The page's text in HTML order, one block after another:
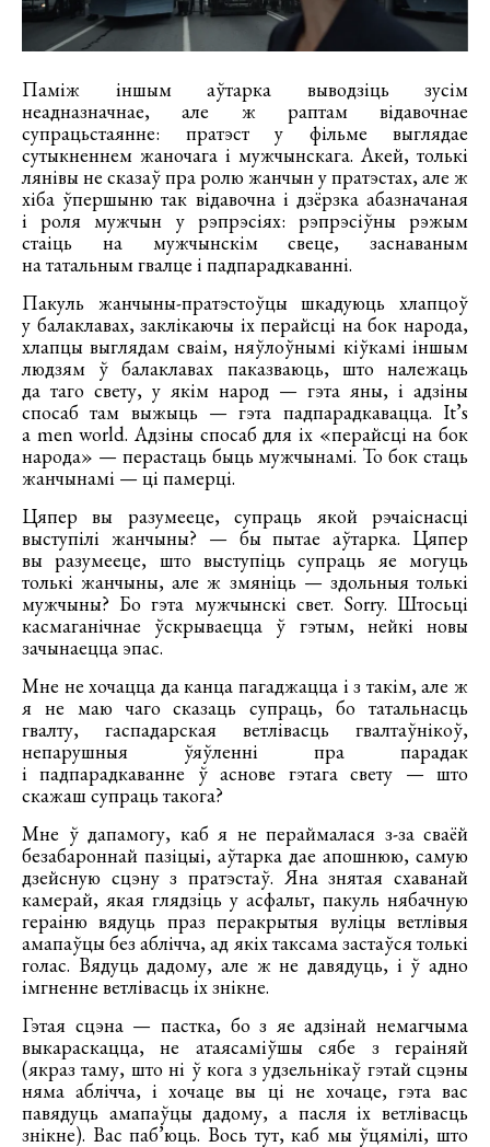
Паміж іншым аўтарка выводзіць зусім
неадназначнае, але ж раптам відавочнае
супрацьстаянне: пратэст у фільме выглядае
сутыкненнем жаночага і мужчынскага. Акей, толькі
лянівы не сказаў пра ролю жанчын у пратэстах, але ж
хіба ўпершыню так відавочна і дзёрзка абазначаная
і роля мужчын у рэпрэсіях: рэпрэсіўны рэжым
стаіць на мужчынскім свеце, заснаваным
на татальным гвалце і падпарадкаванні.
Пакуль жанчыны-пратэстоўцы шкадуюць хлапцоў
у балаклавах, заклікаючы іх перайсці на бок народа,
хлапцы выглядам сваім, няўлоўнымі кіўкамі іншым
людзям ў балаклавах паказваюць, што належаць
да таго свету, у якім народ — гэта яны, і адзіны
спосаб там выжыць — гэта падпарадкавацца. It’s
a men world. Адзіны спосаб для іх «перайсці на бок
народа» — перастаць быць мужчынамі. То бок стаць
жанчынамі — ці памерці.
Цяпер вы разумееце, супраць якой рэчаіснасці
выступілі жанчыны? — бы пытае аўтарка. Цяпер
вы разумееце, што выступіць супраць яе могуць
толькі жанчыны, але ж змяніць — здольныя толькі
мужчыны? Бо гэта мужчынскі свет. Sorry. Штосьці
касмаганічнае ўскрываецца ў гэтым, нейкі новы
зачынаецца эпас.
Мне не хочацца да канца пагаджацца і з такім, але ж
я не маю чаго сказаць супраць, бо татальнасць
гвалту, гаспадарская ветлівасць гвалтаўнікоў,
непарушныя ўяўленні пра парадак
і падпарадкаванне ў аснове гэтага свету — што
скажаш супраць такога?
Мне ў дапамогу, каб я не пераймалася з-за сваёй
безабароннай пазіцыі, аўтарка дае апошнюю, самую
дзейсную сцэну з пратэстаў. Яна знятая схаванай
камерай, якая глядзіць у асфальт, пакуль нябачную
гераіню вядуць праз перакрытыя вуліцы ветлівыя
амапаўцы без аблічча, ад якіх таксама застаўся толькі
голас. Вядуць дадому, але ж не давядуць, і ў адно
імгненне ветлівасць іх знікне.
Гэтая сцэна — пастка, бо з яе адзінай немагчыма
выкараскацца, не атаясаміўшы сябе з гераіняй
(якраз таму, што ні ў кога з удзельнікаў гэтай сцэны
няма аблічча, і хочаце вы ці не хочаце, гэта вас
павядуць амапаўцы дадому, а пасля іх ветлівасць
знікне). Вас паб’юць. Вось тут, каб мы ўцямілі, што